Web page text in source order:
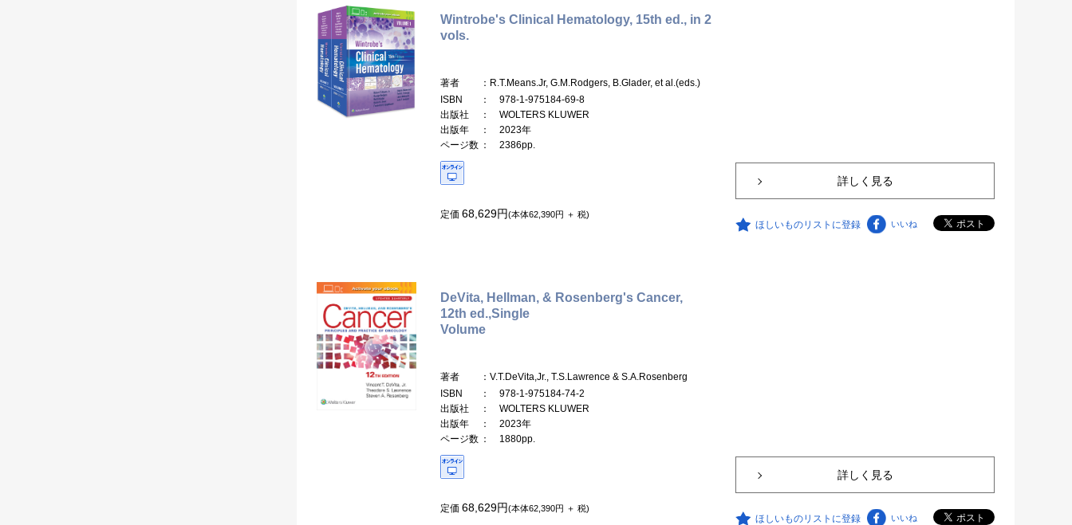
Wintrobe's Clinical Hematology, 15th ed., in 2
vols.
著者
：R.T.Means.Jr, G.M.Rodgers, B.Glader, et al.(eds.)
ISBN
： 978-1-975184-69-8
出版社
： WOLTERS KLUWER
出版年
： 2023年
ページ数 ： 2386pp.
定価 68,629円(本体62,390円 ＋ 税)
詳しく見る
ほしいものリストに登録 いいね
DeVita, Hellman, & Rosenberg's Cancer,
12th ed.,Single
Volume
著者
：V.T.DeVita,Jr., T.S.Lawrence & S.A.Rosenberg
ISBN
： 978-1-975184-74-2
出版社
： WOLTERS KLUWER
出版年
： 2023年
ページ数 ： 1880pp.
定価 68,629円(本体62,390円 ＋ 税)
詳しく見る
ほしいものリストに登録 いいね